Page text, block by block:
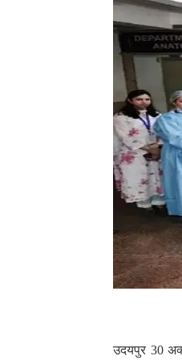
उदयपुर 30